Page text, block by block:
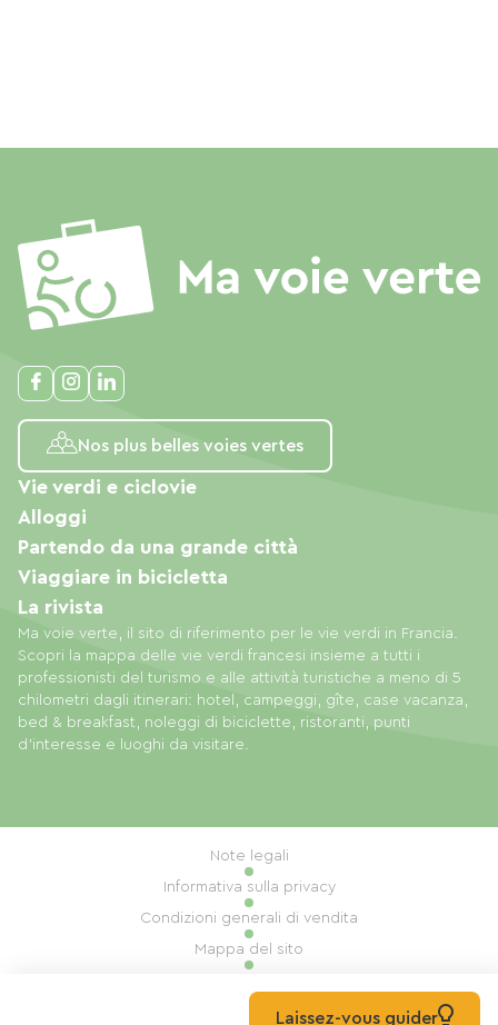
Nos plus belles voies vertes
Ma voie verte, il sito di riferimento per le vie verdi in Francia.
Scopri la mappa delle vie verdi francesi insieme a tutti i
professionisti del turismo e alle attività turistiche a meno di 5
chilometri dagli itinerari: hotel, campeggi, gîte, case vacanza,
bed & breakfast, noleggi di biciclette, ristoranti, punti
d'interesse e luoghi da visitare.
Vie verdi e ciclovie
Alloggi
Partendo da una grande città
Viaggiare in bicicletta
La rivista
Note legali
Informativa sulla privacy
Condizioni generali di vendita
Mappa del sito
Realizzazione: Mill, PrivasLaissez-vous guider